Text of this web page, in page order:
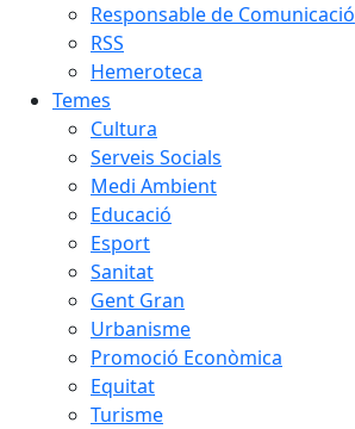
Responsable de Comunicació
RSS
Hemeroteca
Temes
Cultura
Serveis Socials
Medi Ambient
Educació
Esport
Sanitat
Gent Gran
Urbanisme
Promoció Econòmica
Equitat
Turisme